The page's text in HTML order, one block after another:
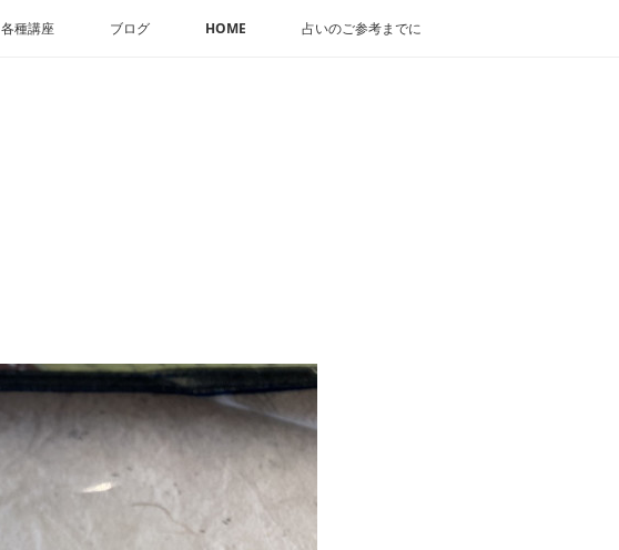
各種講座 ブログ HOME 占いのご参考までに